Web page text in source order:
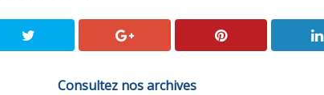
Consultez nos archives